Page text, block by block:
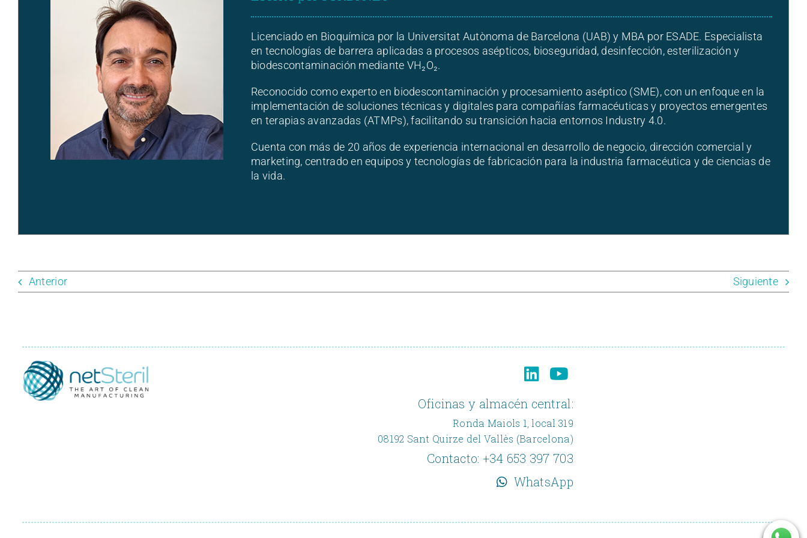
Licenciado en Bioquímica por la Universitat Autònoma de Barcelona (UAB) y MBA por ESADE. Especialista
en tecnologías de barrera aplicadas a procesos asépticos, bioseguridad, desinfección, esterilización y
biodescontaminación mediante VH₂O₂.
Reconocido como experto en biodescontaminación y procesamiento aséptico (SME), con un enfoque en la
implementación de soluciones técnicas y digitales para compañías farmacéuticas y proyectos emergentes
en terapias avanzadas (ATMPs), facilitando su transición hacia entornos Industry 4.0.
Cuenta con más de 20 años de experiencia internacional en desarrollo de negocio, dirección comercial y
marketing, centrado en equipos y tecnologías de fabricación para la industria farmacéutica y de ciencias de
la vida.
Anterior Siguiente
Oficinas y almacén central:
Ronda Maiols 1, local 319
08192 Sant Quirze del Vallès (Barcelona)
Contacto: +34 653 397 703
WhatsApp